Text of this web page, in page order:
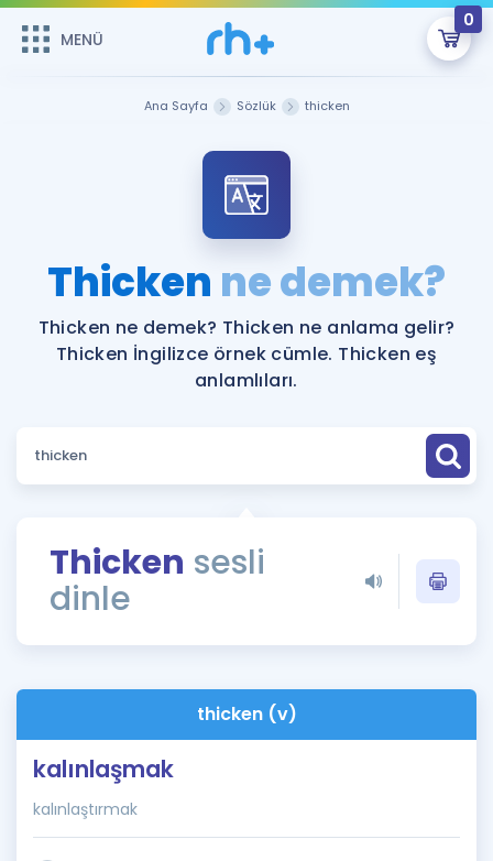
MENÜ
0
ÜYE DEĞİLİM
Sepetin Şu An Boş.
Remzi Hoca ile seni sınava hazırlayacak onlarca eğitim seni
bekliyor!
MENÜ
Faydalı Araçlar
Sözlük
Rehberlik Aracı
ÖSYM Sınav Takvimi
İngilizce Gramer
Hakkımızda
Ana Sayfa Sözlük thicken
Thicken ne demek?
Thicken ne demek? Thicken ne anlama gelir?
Thicken İngilizce örnek cümle. Thicken eş
anlamlıları.
Thicken sesli
dinle
thicken (v)
kalınlaşmak
kalınlaştırmak